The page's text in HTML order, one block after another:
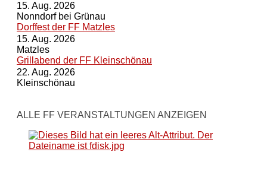
15. Aug. 2026
Nonndorf bei Grünau
Dorffest der FF Matzles
15. Aug. 2026
Matzles
Grillabend der FF Kleinschönau
22. Aug. 2026
Kleinschönau
ALLE FF VERANSTALTUNGEN ANZEIGEN